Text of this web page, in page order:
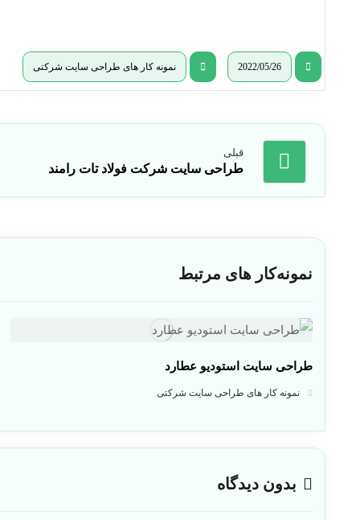
2022/05/26 نمونه کار های طراحی سایت شرکتی
قبلی
طراحی سایت شرکت فولاد تات رامند
نمونه‌کار های مرتبط
طراحی سایت استودیو عطارد
نمونه کار های طراحی سایت شرکتی
بدون دیدگاه